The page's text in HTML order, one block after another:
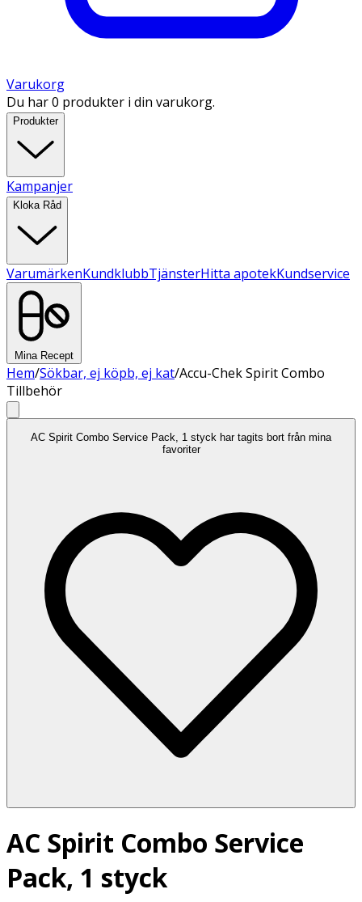
Varukorg
Du har 0 produkter i din varukorg.
Produkter
Kampanjer
Kloka Råd
VarumärkenKundklubbTjänsterHitta apotekKundservice
Mina Recept
Hem/Sökbar, ej köpb, ej kat/Accu-Chek Spirit Combo
Tillbehör
AC Spirit Combo Service Pack, 1 styck har tagits bort från mina
favoriter
AC Spirit Combo Service
Pack, 1 styck